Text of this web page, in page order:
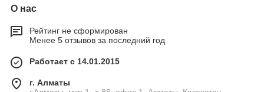
О нас
Рейтинг не сформирован
Менее 5 отзывов за последний год
Работает с 14.01.2015
г. Алматы